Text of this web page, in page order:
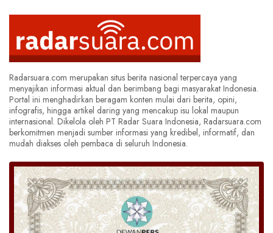
Radarsuara.com merupakan situs berita nasional terpercaya yang
menyajikan informasi aktual dan berimbang bagi masyarakat Indonesia.
Portal ini menghadirkan beragam konten mulai dari berita, opini,
infografis, hingga artikel daring yang mencakup isu lokal maupun
internasional. Dikelola oleh PT Radar Suara Indonesia, Radarsuara.com
berkomitmen menjadi sumber informasi yang kredibel, informatif, dan
mudah diakses oleh pembaca di seluruh Indonesia.